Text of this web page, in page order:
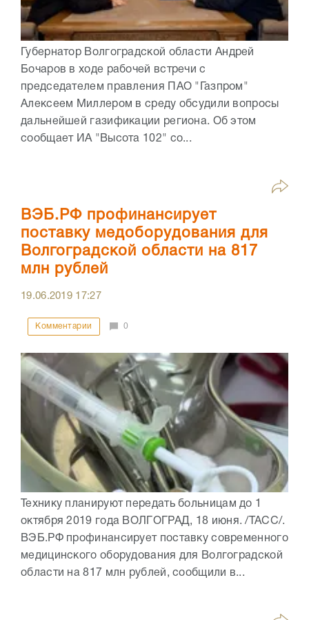
Губернатор Волгоградской области Андрей
Бочаров в ходе рабочей встречи с
председателем правления ПАО "Газпром"
Алексеем Миллером в среду обсудили вопросы
дальнейшей газификации региона. Об этом
сообщает ИА "Высота 102" со...
ВЭБ.РФ профинансирует
поставку медоборудования для
Волгоградской области на 817
млн рублей
19.06.2019 17:27
Комментарии 0
Технику планируют передать больницам до 1
октября 2019 года ВОЛГОГРАД, 18 июня. /ТАСС/.
ВЭБ.РФ профинансирует поставку современного
медицинского оборудования для Волгоградской
области на 817 млн рублей, сообщили в...